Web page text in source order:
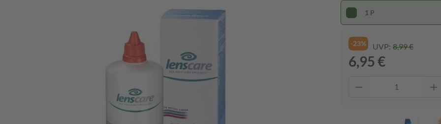
1 P
-23% UVP: 8,99 €
6,95 €